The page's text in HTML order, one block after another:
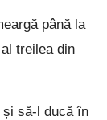
până la
treilea din
și să-l ducă în